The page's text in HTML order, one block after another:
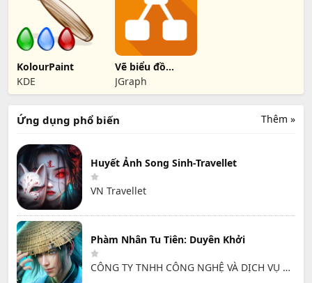
KolourPaint
KDE
Vẽ biểu đồ
chuyên nghiệp
với draw.io trên
Linux
JGraph
Thêm »
Ứng dụng phổ biến
Huyết Ảnh Song Sinh-Travellet
VN Travellet
Phàm Nhân Tu Tiên: Duyên Khởi
CÔNG TY TNHH CÔNG NGHỆ VÀ DỊCH VỤ HỒNG HÀ